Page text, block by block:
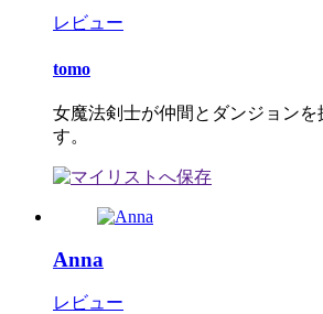
レビュー
tomo
女魔法剣士が仲間とダンジョン
す。
Anna
レビュー